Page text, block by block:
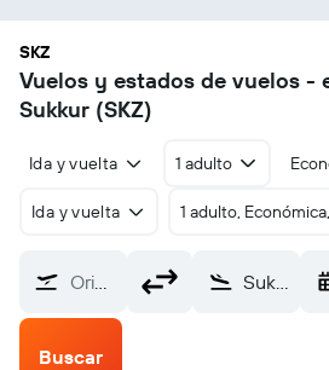
SKZ
Vuelos y estados de vuelos -
Sukkur (SKZ)
Ida y vuelta 1 adulto
Ida y vuelta 1 adulto,
Origen Sukkur (SKZ)
Buscar